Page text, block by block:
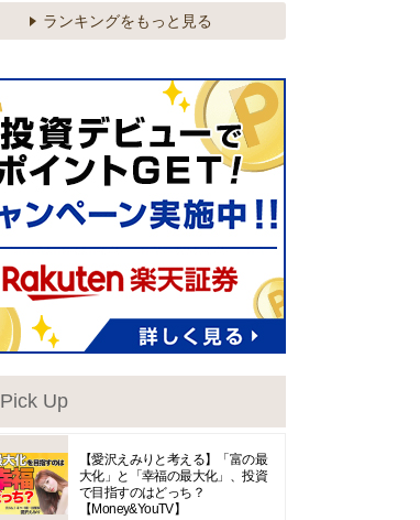
ランキングをもっと見る
Pick Up
【愛沢えみりと考える】「富の最
大化」と「幸福の最大化」、投資
で目指すのはどっち？
【Money&YouTV】